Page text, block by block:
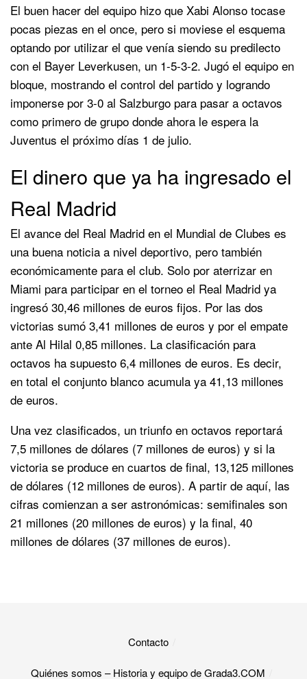
El buen hacer del equipo hizo que Xabi Alonso tocase
pocas piezas en el once, pero si moviese el esquema
optando por utilizar el que venía siendo su predilecto
con el Bayer Leverkusen, un 1-5-3-2. Jugó el equipo en
bloque, mostrando el control del partido y logrando
imponerse por 3-0 al Salzburgo para pasar a octavos
como primero de grupo donde ahora le espera la
Juventus el próximo días 1 de julio.
El dinero que ya ha ingresado el
Real Madrid
El avance del Real Madrid en el Mundial de Clubes es
una buena noticia a nivel deportivo, pero también
económicamente para el club. Solo por aterrizar en
Miami para participar en el torneo el Real Madrid ya
ingresó 30,46 millones de euros fijos. Por las dos
victorias sumó 3,41 millones de euros y por el empate
ante Al Hilal 0,85 millones. La clasificación para
octavos ha supuesto 6,4 millones de euros. Es decir,
en total el conjunto blanco acumula ya 41,13 millones
de euros.
Una vez clasificados, un triunfo en octavos reportará
7,5 millones de dólares (7 millones de euros) y si la
victoria se produce en cuartos de final, 13,125 millones
de dólares (12 millones de euros). A partir de aquí, las
cifras comienzan a ser astronómicas: semifinales son
21 millones (20 millones de euros) y la final, 40
millones de dólares (37 millones de euros).
Contacto
Quiénes somos – Historia y equipo de Grada3.COM